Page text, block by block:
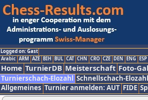
Logged on: Gast
Arabic ARM AZE BIH BUL CAT CHN CRO CZE DEN ENG ESP
Home TurnierDB Meisterschaft Foto-
Turnierschach-Elozahl Schnellschach-Elozahl
Allgemeines Turnier anmelden: AUT FIDE